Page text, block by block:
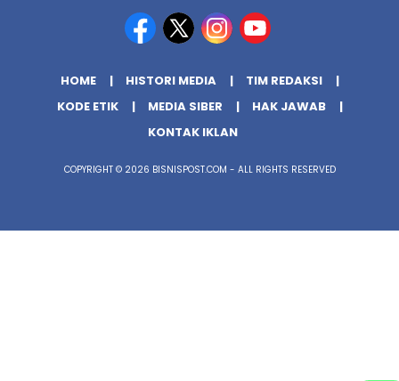
HOME HISTORI MEDIA
TIM REDAKSI
KODE ETIK
MEDIA SIBER
HAK JAWAB
KONTAK IKLAN
COPYRIGHT © 2026 BISNISPOST.COM - ALL RIGHTS RESERVED